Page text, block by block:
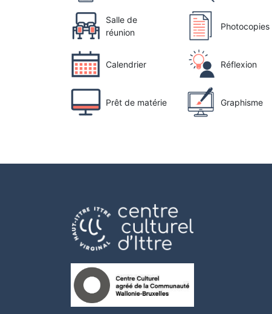
Salle de
réunion
Calendrier
Prêt de matérie
Photocopies
Réflexion
Graphisme